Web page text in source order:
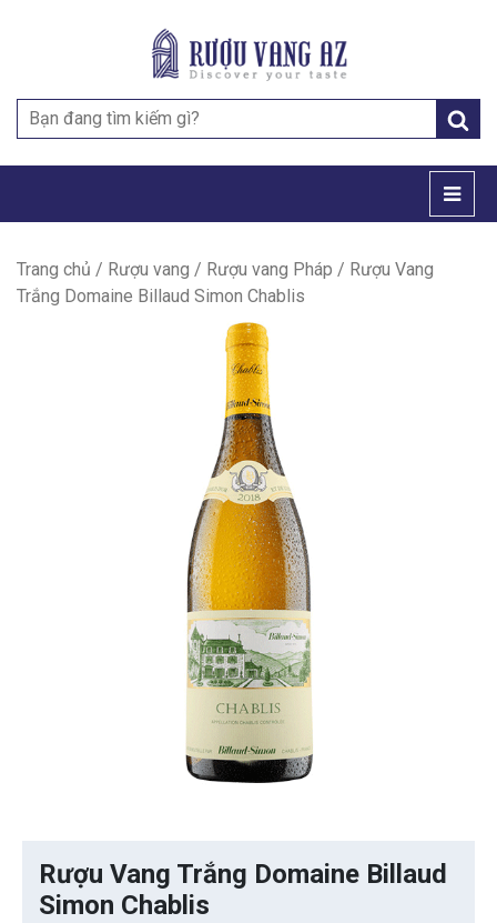
Search
for:
Trang chủ / Rượu vang / Rượu vang Pháp / Rượu Vang
Trắng Domaine Billaud Simon Chablis
Rượu Vang Trắng Domaine Billaud
Simon Chablis